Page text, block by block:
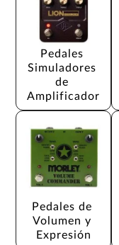
Pedales
Simuladores
de
Amplificador
Pedales de
Volumen y
Expresión